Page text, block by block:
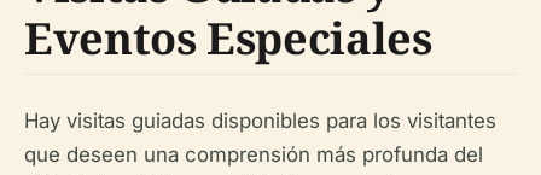
Eventos Especiales
Hay visitas guiadas disponibles para los visitantes
que deseen una comprensión más profunda del